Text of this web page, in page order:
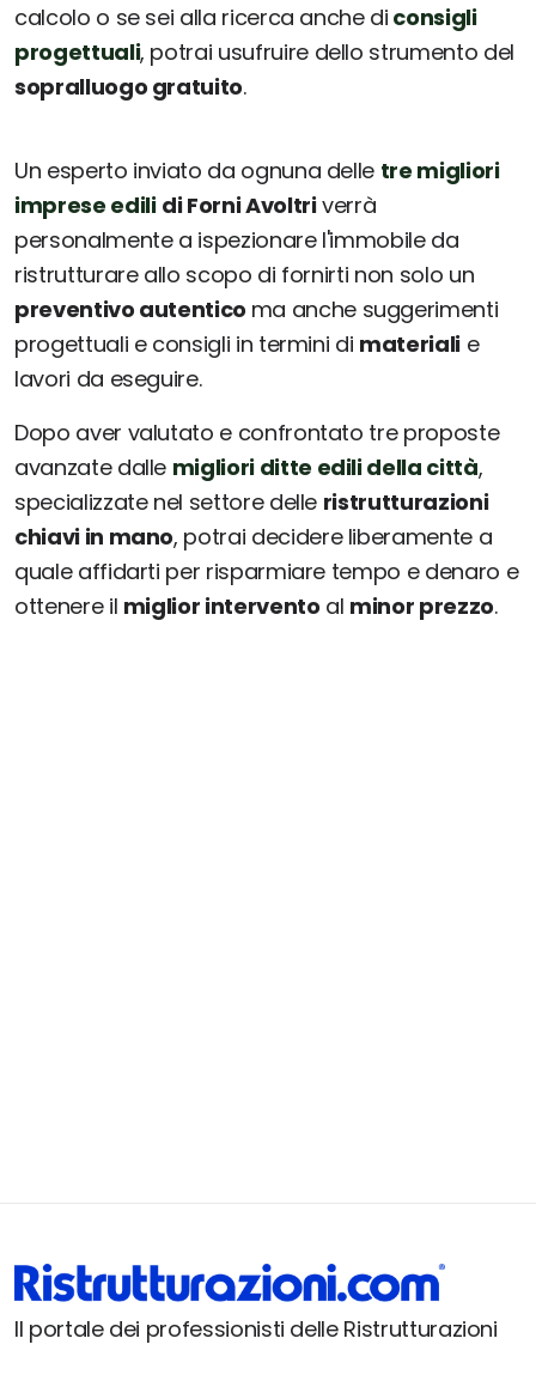
calcolo o se sei alla ricerca anche di consigli
progettuali, potrai usufruire dello strumento del
sopralluogo gratuito.
Un esperto inviato da ognuna delle tre migliori
imprese edili di Forni Avoltriverrà
personalmente a ispezionare l'immobile da
ristrutturare allo scopo di fornirti non solo un
preventivo autentico ma anche suggerimenti
progettuali e consigli in termini di materialie
lavori da eseguire.
Dopo aver valutato e confrontato tre proposte
avanzate dalle migliori ditte edili della città,
specializzate nel settore delle ristrutturazioni
chiavi in mano, potrai decidere liberamente a
quale affidarti per risparmiare tempo e denaro e
ottenere il miglior intervento al minor prezzo.
Il portale dei professionisti delle Ristrutturazioni